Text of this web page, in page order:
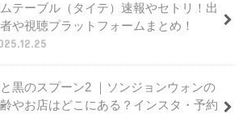
テーブル（タイテ）速報やセトリ！出
や視聴プラットフォームまとめ！
黒のスプーン2 ｜ソンジョンウォンの
やお店はどこにある？インスタ・予約